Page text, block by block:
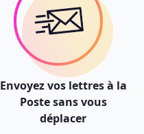
Envoyez vos lettres à la
Poste sans vous
déplacer